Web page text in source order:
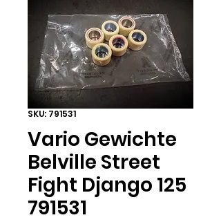
SKU: 791531
Vario Gewichte
Belville Street
Fight Django 125
791531